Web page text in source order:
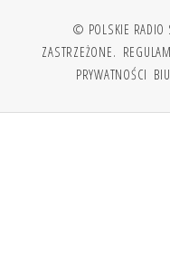
© POLSKIE RADIO
ZASTRZEŻONE.
PRYWATNOŚCI